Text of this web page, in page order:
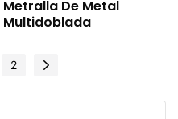
Metralla De Metal
Multidoblada
2